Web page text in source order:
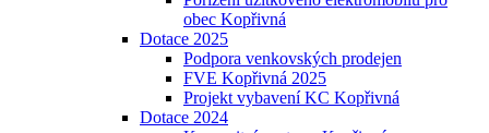
obec Kopřivná
Dotace 2025
Podpora venkovských prodejen
FVE Kopřivná 2025
Projekt vybavení KC Kopřivná
Dotace 2024